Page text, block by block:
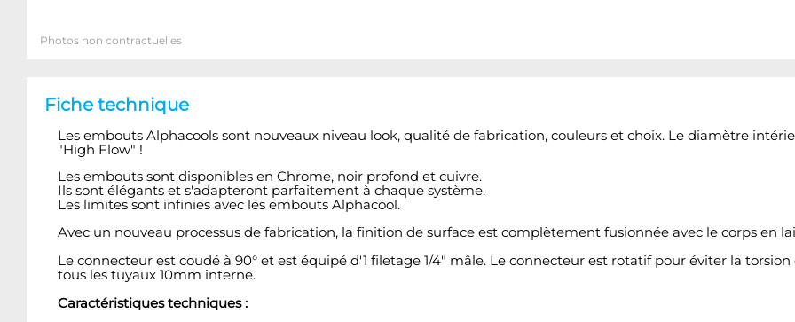
Photos non contractuelles
Fiche technique
Les embouts Alphacools sont nouveaux niveau look, qualité de fabrication, couleurs et choix. Le diamètre
"High Flow" !
Les embouts sont disponibles en Chrome, noir profond et cuivre.
Ils sont élégants et s'adapteront parfaitement à chaque système.
Les limites sont infinies avec les embouts Alphacool.
Avec un nouveau processus de fabrication, la finition de surface est complètement fusionnée avec le corps en
Le connecteur est coudé à 90° et est équipé d'1 filetage 1/4" mâle. Le connecteur est rotatif pour éviter la
tous les tuyaux 10mm interne.
Caractéristiques techniques :